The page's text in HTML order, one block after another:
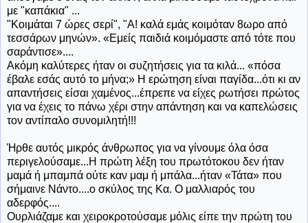
με "καπάκια" ...
"Κοιμάται 7 ώρες σερί", "Α! καλά εμάς κοιμόταν 8ωρο από
τεσσάρων μηνών». «Εμείς παιδιά κοιμόμαστε από τότε που
σαράντισε»....
Ακόμη καλύτερες ήταν οι συζητήσεις για τα κιλά... «πόσα
έβαλε εσάς αυτό το μήνα;» Η ερώτηση είναι παγίδα...ότι κι αν
απαντήσεις είσαι χαμένος...έπρεπε να είχες ρωτήσει πρώτος
για να έχεις το πάνω χέρι στην απάντηση και να καπελώσεις
τον αντίπαλο συνομιλητή!!!
Ήρθε αυτός μικρός άνθρωπος για να γίνουμε όλα όσα
περιγελούσαμε...Η πρώτη λέξη του πρωτότοκου δεν ήταν
μαμά ή μπαμπά ούτε καν μαμ ή μπάλα...ήταν «Τάτα» που
σήμαινε Νάντο....ο σκύλος της Κα. Ο μαλλιαρός του
αδερφός....
Ουρλιάζαμε και χειροκροτούσαμε μόλις είπε την πρώτη του